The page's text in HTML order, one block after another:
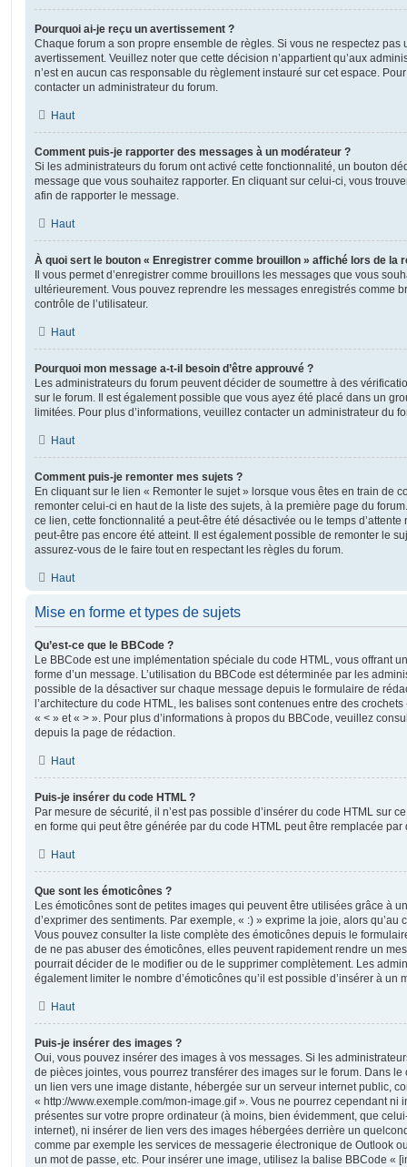
Pourquoi ai-je reçu un avertissement ?
Chaque forum a son propre ensemble de règles. Si vous ne respectez pas
avertissement. Veuillez noter que cette décision n’appartient qu’aux
n’est en aucun cas responsable du règlement instauré sur cet espace.
contacter un administrateur du forum.
Haut
Comment puis-je rapporter des messages à un modérateur ?
Si les administrateurs du forum ont activé cette fonctionnalité, un bouton
message que vous souhaitez rapporter. En cliquant sur celui-ci, vous
afin de rapporter le message.
Haut
À quoi sert le bouton « Enregistrer comme brouillon » affiché lors de la
Il vous permet d’enregistrer comme brouillons les messages que vous
ultérieurement. Vous pouvez reprendre les messages enregistrés comme
contrôle de l’utilisateur.
Haut
Pourquoi mon message a-t-il besoin d’être approuvé ?
Les administrateurs du forum peuvent décider de soumettre à des
sur le forum. Il est également possible que vous ayez été placé dans un
limitées. Pour plus d’informations, veuillez contacter un administrateur du
Haut
Comment puis-je remonter mes sujets ?
En cliquant sur le lien « Remonter le sujet » lorsque vous êtes en train de
remonter celui-ci en haut de la liste des sujets, à la première page du
ce lien, cette fonctionnalité a peut-être été désactivée ou le temps
peut-être pas encore été atteint. Il est également possible de remonter le
assurez-vous de le faire tout en respectant les règles du forum.
Haut
Mise en forme et types de sujets
Qu’est-ce que le BBCode ?
Le BBCode est une implémentation spéciale du code HTML, vous offrant
forme d’un message. L’utilisation du BBCode est déterminée par les
possible de la désactiver sur chaque message depuis le formulaire de
l’architecture du code HTML, les balises sont contenues entre des
« < » et « > ». Pour plus d’informations à propos du BBCode, veuillez
depuis la page de rédaction.
Haut
Puis-je insérer du code HTML ?
Par mesure de sécurité, il n’est pas possible d’insérer du code HTML sur
en forme qui peut être générée par du code HTML peut être remplacée par
Haut
Que sont les émoticônes ?
Les émoticônes sont de petites images qui peuvent être utilisées grâce à
d’exprimer des sentiments. Par exemple, « :) » exprime la joie, alors qu’au
Vous pouvez consulter la liste complète des émoticônes depuis le
de ne pas abuser des émoticônes, elles peuvent rapidement rendre un
pourrait décider de le modifier ou de le supprimer complètement. Les
également limiter le nombre d’émoticônes qu’il est possible d’insérer à un
Haut
Puis-je insérer des images ?
Oui, vous pouvez insérer des images à vos messages. Si les
de pièces jointes, vous pourrez transférer des images sur le forum. Dans
un lien vers une image distante, hébergée sur un serveur internet public,
« http://www.exemple.com/mon-image.gif ». Vous ne pourrez cependant ni
présentes sur votre propre ordinateur (à moins, bien évidemment, que
internet), ni insérer de lien vers des images hébergées derrière un
comme par exemple les services de messagerie électronique de Outlook
un mot de passe, etc. Pour insérer une image, utilisez la balise BBCode «